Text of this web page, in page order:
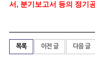
서 , 분기보고서 등의 정기
목록 이전 글 다음 글